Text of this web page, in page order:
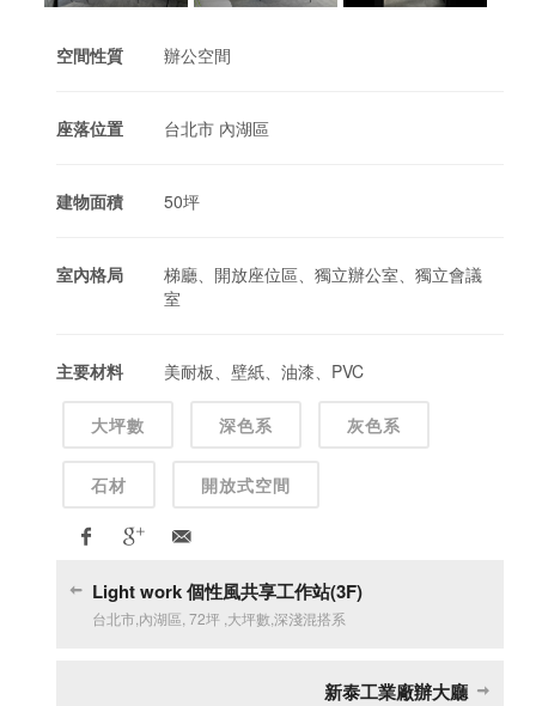
空間性質 辦公空間
座落位置 台北市 內湖區
建物面積 50坪
室內格局
梯廳、開放座位區、獨立辦公室、獨立會議
室
主要材料 美耐板、壁紙、油漆、PVC
大坪數 深色系 灰色系
石材 開放式空間
Light work 個性風共享工作站(3F)
台北市 內湖區 ,72坪 大坪數 ,深淺混搭系
新泰工業廠辦大廳